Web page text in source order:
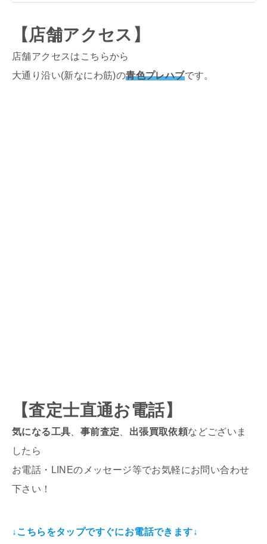
【店舗アクセス】
店舗アクセスはこちらから
大通り沿い(新なにわ筋)の青色プレハブです。
【査定士直通お電話】
気になる工具 事前査定 出張買取依頼などございま
したら
お電話・LINEのメッセージ等でお気軽にお問い合わせ
下さい！
↓こちらをタップですぐにお電話できます↓